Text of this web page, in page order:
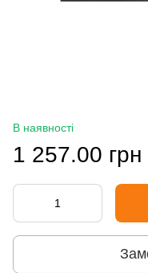
В наявності
1 257.00 грн